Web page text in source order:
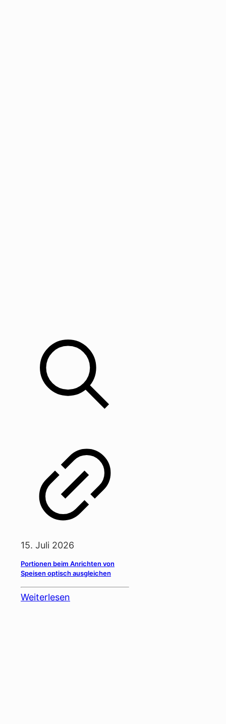
15. Juli 2026
Portionen beim Anrichten von
Speisen optisch ausgleichen
Weiterlesen